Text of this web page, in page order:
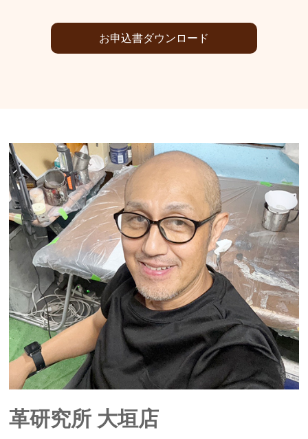
お申込書ダウンロード
革研究所 大垣店